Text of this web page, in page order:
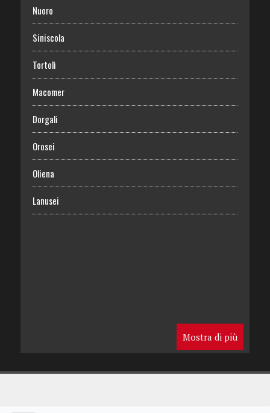
Nuoro
Siniscola
Tortolì
Macomer
Dorgali
Orosei
Oliena
Lanusei
Mostra di più